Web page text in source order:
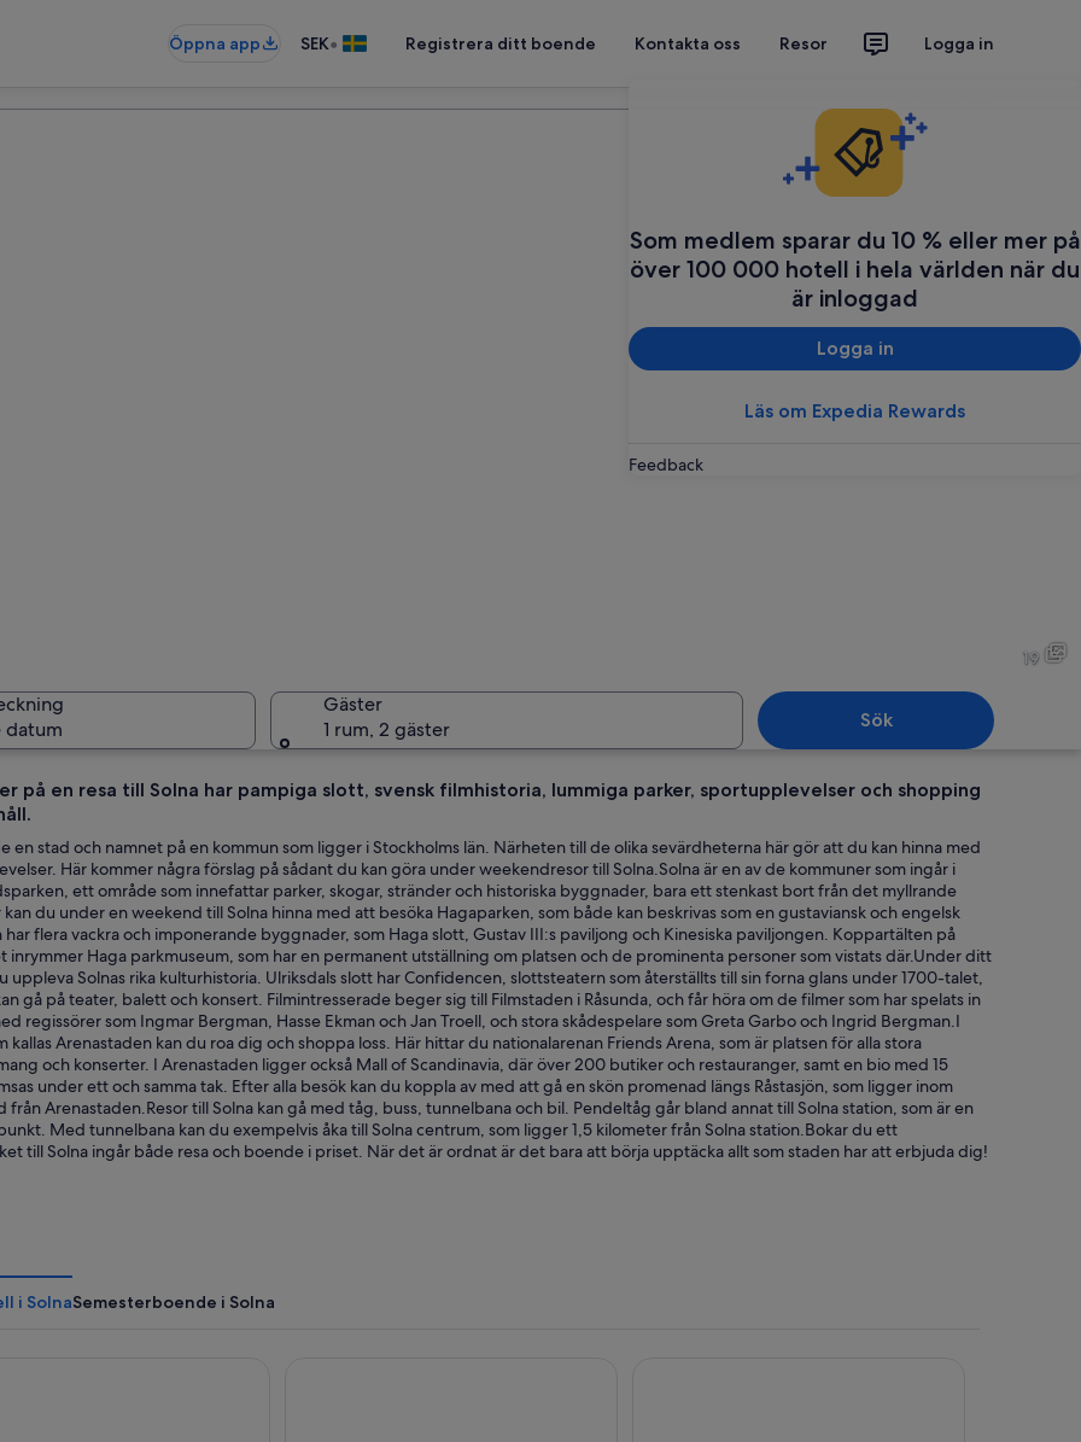
Öppna app SEK• Registrera ditt boende Kontakta oss Resor Logga in
Som medlem sparar du 10 % eller mer på
över 100 000 hotell i hela världen när du
är inloggad
Logga in
Läs om Expedia Rewards
Feedback
19
datum
Gäster
1 rum, 2 gäster
Sök
på en resa till Solna har pampiga slott, svensk filmhistoria, lummiga parker, sportupplevelser och shopping
en stad och namnet på en kommun som ligger i Stockholms län. Närheten till de olika sevärdheterna här gör att du kan hinna med
Här kommer några förslag på sådant du kan göra under weekendresor till Solna.Solna är en av de kommuner som ingår i
ett område som innefattar parker, skogar, stränder och historiska byggnader, bara ett stenkast bort från det myllrande
du under en weekend till Solna hinna med att besöka Hagaparken, som både kan beskrivas som en gustaviansk och engelsk
har flera vackra och imponerande byggnader, som Haga slott, Gustav III:s paviljong och Kinesiska paviljongen. Koppartälten på
inrymmer Haga parkmuseum, som har en permanent utställning om platsen och de prominenta personer som vistats där.Under ditt
uppleva Solnas rika kulturhistoria. Ulriksdals slott har Confidencen, slottsteatern som återställts till sin forna glans under 1700-talet,
gå på teater, balett och konsert. Filmintresserade beger sig till Filmstaden i Råsunda, och får höra om de filmer som har spelats in
regissörer som Ingmar Bergman, Hasse Ekman och Jan Troell, och stora skådespelare som Greta Garbo och Ingrid Bergman.I
kallas Arenastaden kan du roa dig och shoppa loss. Här hittar du nationalarenan Friends Arena, som är platsen för alla stora
och konserter. I Arenastaden ligger också Mall of Scandinavia, där över 200 butiker och restauranger, samt en bio med 15
under ett och samma tak. Efter alla besök kan du koppla av med att gå en skön promenad längs Råstasjön, som ligger inom
från Arenastaden.Resor till Solna kan gå med tåg, buss, tunnelbana och bil. Pendeltåg går bland annat till Solna station, som är en
Med tunnelbana kan du exempelvis åka till Solna centrum, som ligger 1,5 kilometer från Solna station.Bokar du ett
till Solna ingår både resa och boende i priset. När det är ordnat är det bara att börja upptäcka allt som staden har att erbjuda dig!
i SolnaSemesterboende i Solna